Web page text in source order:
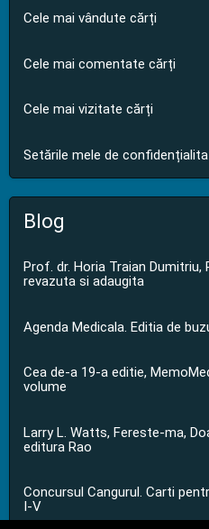
Cele mai vândute cărți
Cele mai comentate cărți
Cele mai vizitate cărți
Setările mele de
Blog
Prof. dr. Horia Traian Dumitriu,
revazuta si adaugita
Agenda Medicala. Editia de
Cea de-a 19-a editie,
volume
Larry L. Watts, Fereste-ma,
editura Rao
Concursul Cangurul. Carti
I-V